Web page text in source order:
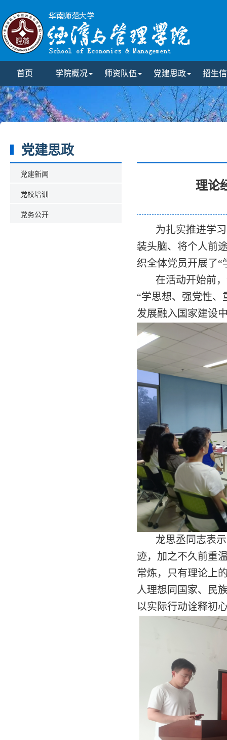
首页 学院概况 师资队伍 党建思政 招生
党建思政
党建新闻
党校培训
党务公开
理论
为扎实推进学
装头脑、将个人前
织全体党员开展了“
在活动开始前
“学思想、强党性
发展融入国家建设
龙思丞同志表
迹，加之不久前重
常炼，只有理论上
人理想同国家、民
以实际行动诠释初